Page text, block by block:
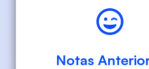
Notas